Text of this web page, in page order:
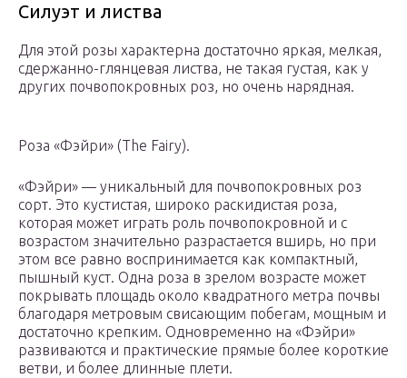
Силуэт и листва
Для этой розы характерна достаточно яркая, мелкая,
сдержанно-глянцевая листва, не такая густая, как у
других почвопокровных роз, но очень нарядная.
Роза «Фэйри» (The Fairy).
«Фэйри» — уникальный для почвопокровных роз
сорт. Это кустистая, широко раскидистая роза,
которая может играть роль почвопокровной и с
возрастом значительно разрастается вширь, но при
этом все равно воспринимается как компактный,
пышный куст. Одна роза в зрелом возрасте может
покрывать площадь около квадратного метра почвы
благодаря метровым свисающим побегам, мощным и
достаточно крепким. Одновременно на «Фэйри»
развиваются и практические прямые более короткие
ветви, и более длинные плети.